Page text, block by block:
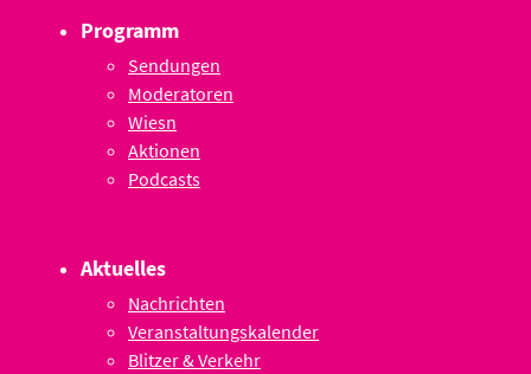
Programm
Sendungen
Moderatoren
Wiesn
Aktionen
Podcasts
Aktuelles
Nachrichten
Veranstaltungskalender
Blitzer & Verkehr